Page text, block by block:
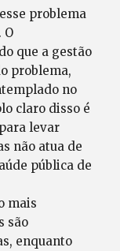
problema
O
que a gestão
problema,
no
claro disso é
levar
não atua de
pública de
mais
são
enquanto